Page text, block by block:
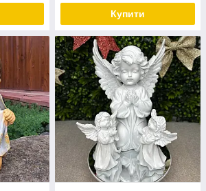
Купити